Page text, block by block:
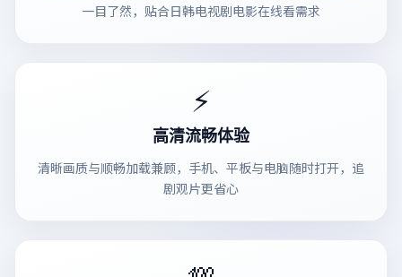
一目了然，贴合日韩电视剧电影在线看需求
⚡
高清流畅体验
清晰画质与顺畅加载兼顾，手机、平板与电脑随时打开，追
剧观片更省心